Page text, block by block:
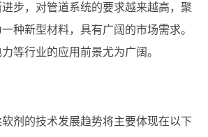
步，对管道系统的要求越来越高，聚
种新型材料，具有广阔的市场需求。
等行业的应用前景尤为广阔。
剂的技术发展趋势将主要体现在以下